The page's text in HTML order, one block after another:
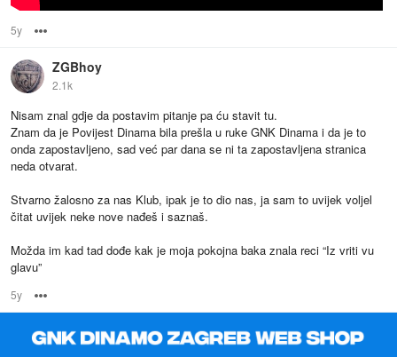
5y
ZGBhoy
2.1k
Nisam znal gdje da postavim pitanje pa ću stavit tu.
Znam da je Povijest Dinama bila prešla u ruke GNK Dinama i da je to
onda zapostavljeno, sad već par dana se ni ta zapostavljena stranica
neda otvarat.
Stvarno žalosno za nas Klub, ipak je to dio nas, ja sam to uvijek voljel
čitat uvijek neke nove nađeš i saznaš.
Možda im kad tad dođe kak je moja pokojna baka znala reci “Iz vriti vu
glavu”
5y